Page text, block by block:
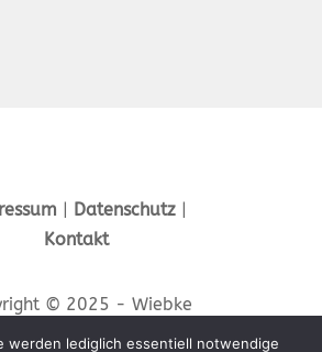
| Datenschutz|
Kontakt
© 2025 - Wiebke
Haass
werden lediglich essentiell notwendige